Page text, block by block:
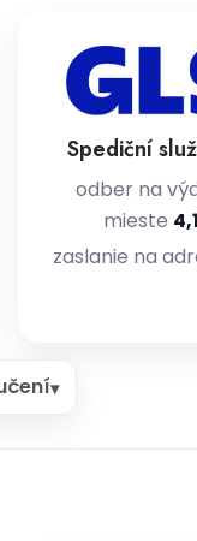
Spediční
odber na
mieste
zaslanie na